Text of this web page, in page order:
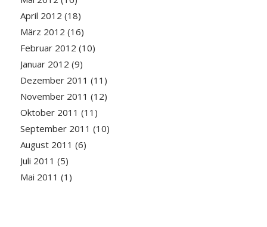
April 2012 (18)
März 2012 (16)
Februar 2012 (10)
Januar 2012 (9)
Dezember 2011 (11)
November 2011 (12)
Oktober 2011 (11)
September 2011 (10)
August 2011 (6)
Juli 2011 (5)
Mai 2011 (1)